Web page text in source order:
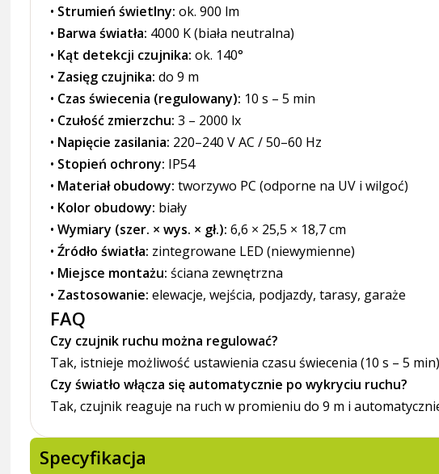
• Strumień świetlny: ok. 900 lm
• Barwa światła: 4000 K (biała neutralna)
• Kąt detekcji czujnika: ok. 140°
• Zasięg czujnika: do 9 m
• Czas świecenia (regulowany): 10 s – 5 min
• Czułość zmierzchu: 3 – 2000 lx
• Napięcie zasilania: 220–240 V AC / 50–60 Hz
• Stopień ochrony: IP54
• Materiał obudowy: tworzywo PC (odporne na UV i wilgoć)
• Kolor obudowy: biały
•Wymiary (szer. × wys. × gł.): 6,6 × 25,5 × 18,7 cm
•Źródło światła: zintegrowane LED (niewymienne)
• Miejsce montażu: ściana zewnętrzna
• Zastosowanie: elewacje, wejścia, podjazdy, tarasy, garaże
FAQ
Czy czujnik ruchu można regulować?
Tak, istnieje możliwość ustawienia czasu świecenia (10 s – 5
Czy światło włącza się automatycznie po wykryciu ruchu?
Tak, czujnik reaguje na ruch w promieniu do 9 m i
Specyfikacja